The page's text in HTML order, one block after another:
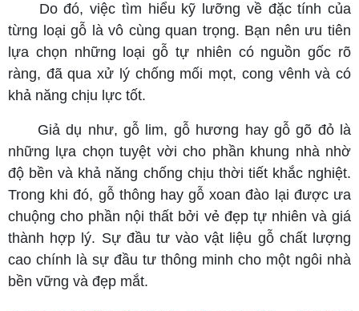
Do đó, việc tìm hiểu kỹ lưỡng về đặc tính của
từng loại gỗ là vô cùng quan trọng. Bạn nên ưu tiên
lựa chọn những loại gỗ tự nhiên có nguồn gốc rõ
ràng, đã qua xử lý chống mối mọt, cong vênh và có
khả năng chịu lực tốt.
Giả dụ như, gỗ lim, gỗ hương hay gỗ gõ đỏ là
những lựa chọn tuyệt vời cho phần khung nhà nhờ
độ bền và khả năng chống chịu thời tiết khắc nghiệt.
Trong khi đó, gỗ thông hay gỗ xoan đào lại được ưa
chuộng cho phần nội thất bởi vẻ đẹp tự nhiên và giá
thành hợp lý. Sự đầu tư vào vật liệu gỗ chất lượng
cao chính là sự đầu tư thông minh cho một ngôi nhà
bền vững và đẹp mắt.